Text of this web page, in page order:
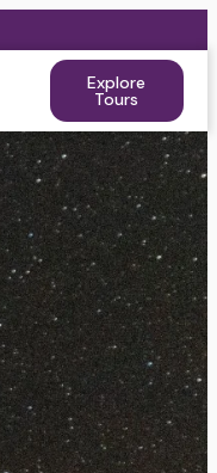
Explore
Tours